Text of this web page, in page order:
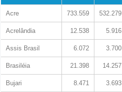
Acre 733.559 532.279
Acrelândia 12.538 5.916
Assis Brasil 6.072 3.700
Brasiléia 21.398 14.257
Bujari 8.471 3.693